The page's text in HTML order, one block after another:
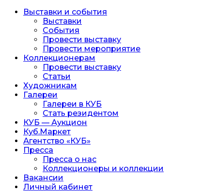
Выставки и события
Выставки
События
Провести выставку
Провести мероприятие
Коллекционерам
Провести выставку
Статьи
Художникам
Галереи
Галереи в КУБ
Стать резидентом
КУБ — Аукцион
Куб.Маркет
Агентство «КУБ»
Пресса
Пресса о нас
Коллекционеры и коллекции
Вакансии
Личный кабинет